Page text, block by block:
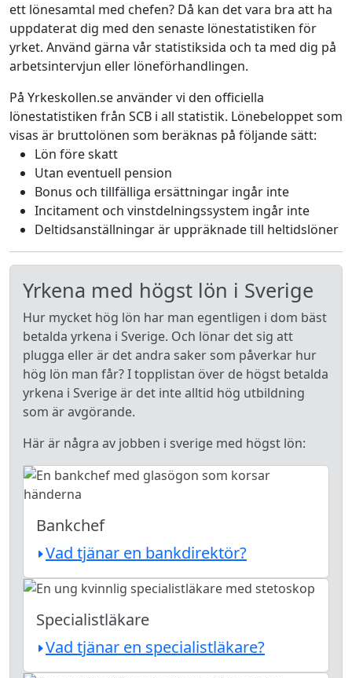
ett lönesamtal med chefen? Då kan det vara bra att ha
uppdaterat dig med den senaste lönestatistiken för
yrket. Använd gärna vår statistiksida och ta med dig på
arbetsintervjun eller löneförhandlingen.
På Yrkeskollen.se använder vi den officiella
lönestatistiken från SCB i all statistik. Lönebeloppet som
visas är bruttolönen som beräknas på följande sätt:
Lön före skatt
Utan eventuell pension
Bonus och tillfälliga ersättningar ingår inte
Incitament och vinstdelningssystem ingår inte
Deltidsanställningar är uppräknade till heltidslöner
Yrkena med högst lön i Sverige
Hur mycket hög lön har man egentligen i dom bäst
betalda yrkena i Sverige. Och lönar det sig att
plugga eller är det andra saker som påverkar hur
hög lön man får? I topplistan över de högst betalda
yrkena i Sverige är det inte alltid hög utbildning
som är avgörande.
Här är några av jobben i sverige med högst lön:
Bankchef
Vad tjänar en bankdirektör?
Specialistläkare
Vad tjänar en specialistläkare?